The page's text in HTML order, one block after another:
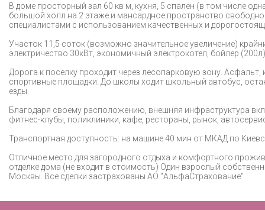
В доме просторный зал 60 кв м, кухня, 5 спален (в том числе
большой холл на 2 этаже и мансардное пространство
специалистами с использованием качественных и
Участок 11,5 соток (возможно значительное увеличение)
электричество 30кВт, экономичный электрокотел, бойлер
Дорога к поселку проходит через лесопарковую зону.
спортивные площадки. До школы ходит школьный автобус,
езды.
Благодаря своему расположению, внешняя инфраструктура
фитнес-клубы, поликлиники, кафе, рестораны, рынок,
Транспортная доступность: на машине 40 мин от МКАД по
Отличное место для загородного отдыха и комфортного
отделке дома (не входит в стоимость) Один взрослый
Москвы. Все сделки застрахованы АО "АльфаСтрахование"